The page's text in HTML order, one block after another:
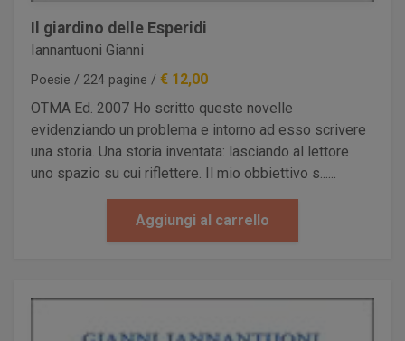
Il giardino delle Esperidi
Iannantuoni Gianni
Poesie / 224 pagine /€ 12,00
OTMA Ed. 2007 Ho scritto queste novelle
evidenziando un problema e intorno ad esso scrivere
una storia. Una storia inventata: lasciando al lettore
uno spazio su cui riflettere. Il mio obbiettivo s......
Aggiungi al carrello